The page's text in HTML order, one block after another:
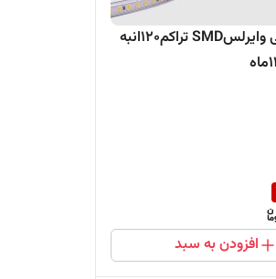
ریسه شلنگی وایرلسSMD تراکم120انبه
افزودن به سبد